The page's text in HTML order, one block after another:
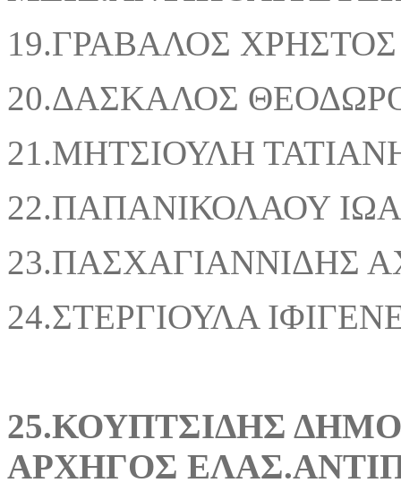
19.ΓΡΑΒΑΛΟΣ ΧΡΗΣΤΟΣ
20.ΔΑΣΚΑΛΟΣ
21.ΜΗΤΣΙΟΥΛΗ
22.ΠΑΠΑΝΙΚΟΛΑΟΥ
23.ΠΑΣΧΑΓΙΑΝΝΙΔΗΣ
24.ΣΤΕΡΓΙΟΥΛΑ
ΑΡΧΗΓΟΣ